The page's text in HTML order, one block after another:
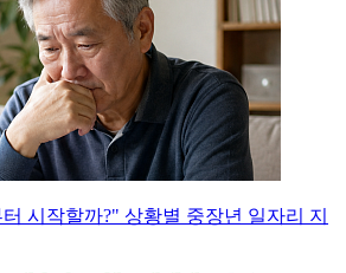
시작할까?" 상황별 중장년 일자리 지